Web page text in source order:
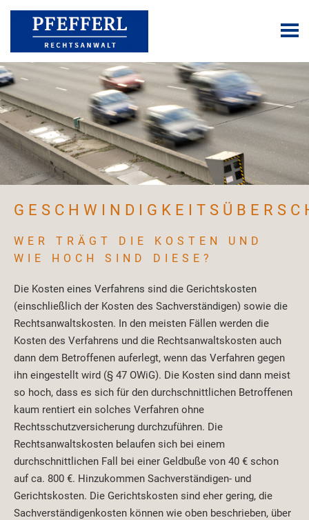
WER TRÄGT DIE KOSTEN UND
WIE HOCH SIND DIESE?
Die Kosten eines Verfahrens sind die Gerichtskosten
(einschließlich der Kosten des Sachverständigen) sowie die
Rechtsanwaltskosten. In den meisten Fällen werden die
Kosten des Verfahrens und die Rechtsanwaltskosten auch
dann dem Betroffenen auferlegt, wenn das Verfahren gegen
ihn eingestellt wird (§ 47 OWiG). Die Kosten sind dann meist
so hoch, dass es sich für den durchschnittlichen Betroffenen
kaum rentiert ein solches Verfahren ohne
Rechtsschutzversicherung durchzuführen. Die
Rechtsanwaltskosten belaufen sich bei einem
durchschnittlichen Fall bei einer Geldbuße von 40 € schon
auf ca. 800 €. Hinzukommen Sachverständigen- und
Gerichtskosten. Die Gerichtskosten sind eher gering, die
Sachverständigenkosten können wie oben beschrieben, über